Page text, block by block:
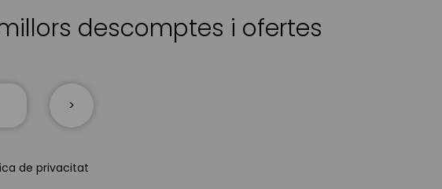
descomptes i ofertes
de privacitat